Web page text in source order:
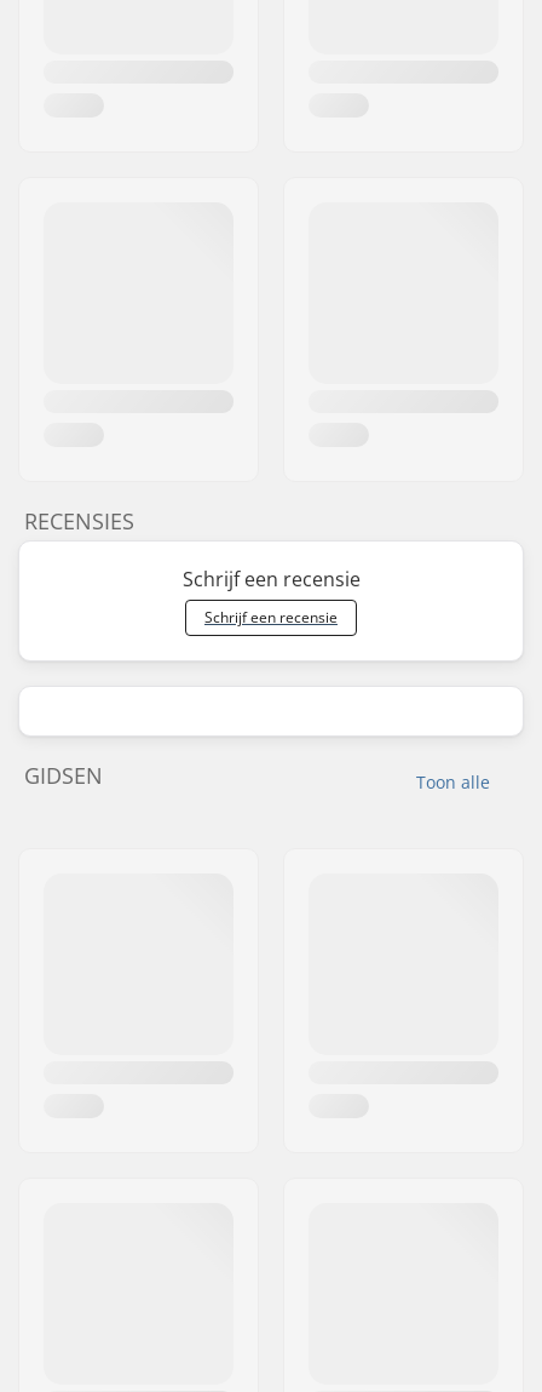
RECENSIES
Schrijf een recensie
Schrijf een recensie
Toon alle
GIDSEN